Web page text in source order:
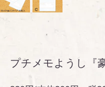
プチメモようし『